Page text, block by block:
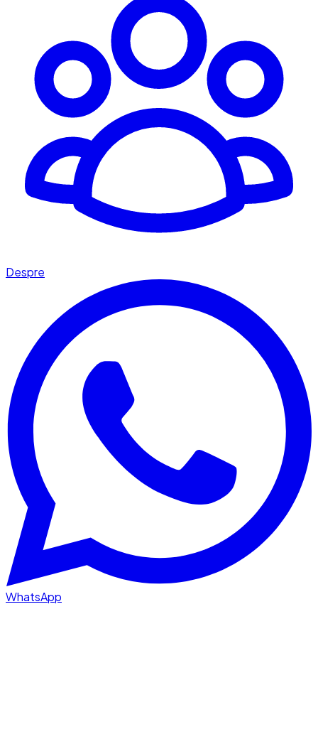
Despre
WhatsApp